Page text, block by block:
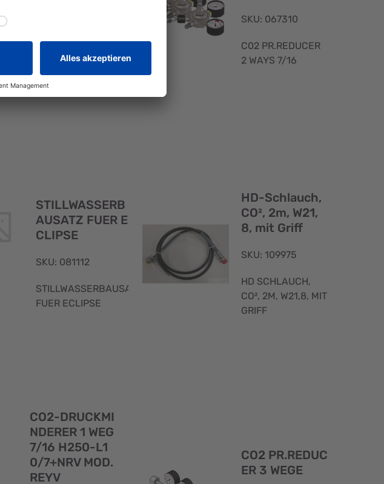
CO2-
DRUCKMINDERER
SKU: 067310
C02 PR.REDUCER
2 WAYS 7/16
STILLWASSERB
AUSATZ FUER E
CLIPSE
SKU: 081112
STILLWASSERBAUSATZ
FUER ECLIPSE
HD-Schlauch,
CO², 2m, W21,
8, mit Griff
SKU: 109975
HD SCHLAUCH,
CO², 2M, W21,8, MIT
GRIFF
CO2-DRUCKMI
NDERER 1 WEG
7/16 H250-L1
0/7+NRV MOD.
REYV
CO2 PR.REDUC
ER 3 WEGE